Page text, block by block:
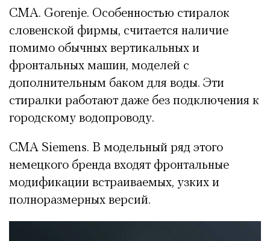
СМА. Gorenje. Особенностью стиралок
словенской фирмы, считается наличие
помимо обычных вертикальных и
фронтальных машин, моделей с
дополнительным баком для воды. Эти
стиралки работают даже без подключения к
городскому водопроводу.
СМА Siemens. В модельный ряд этого
немецкого бренда входят фронтальные
модификации встраиваемых, узких и
полноразмерных версий.